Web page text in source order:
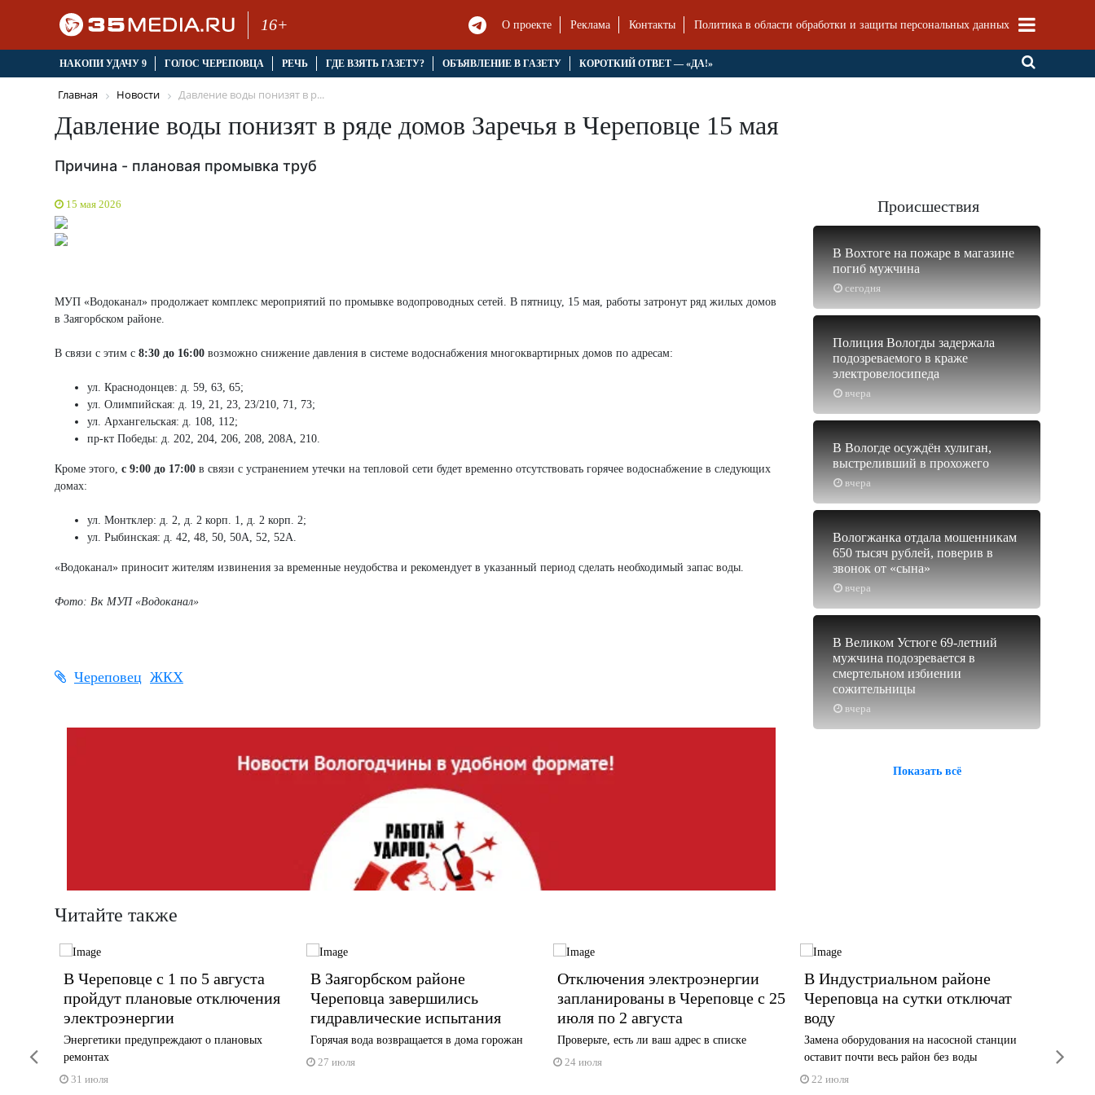
16+ О проекте Реклама Контакты Политика в области обработки и защиты персональных данных
НАКОПИ УДАЧУ 9 ГОЛОС ЧЕРЕПОВЦА РЕЧЬ ГДЕ ВЗЯТЬ ГАЗЕТУ? ОБЪЯВЛЕНИЕ В ГАЗЕТУ КОРОТКИЙ ОТВЕТ — «ДА!»
Главная Новости Давление воды понизят в р...
Давление воды понизят в ряде домов Заречья в Череповце 15 мая
Причина - плановая промывка труб
15 мая 2026
МУП «Водоканал» продолжает комплекс мероприятий по промывке водопроводных сетей. В пятницу, 15 мая, работы затронут ряд жилых домов
в Заягорбском районе.
В связи с этим с 8:30 до 16:00 возможно снижение давления в системе водоснабжения многоквартирных домов по адресам:
ул. Краснодонцев: д. 59, 63, 65;
ул. Олимпийская: д. 19, 21, 23, 23/210, 71, 73;
ул. Архангельская: д. 108, 112;
пр-кт Победы: д. 202, 204, 206, 208, 208А, 210.
Кроме этого, с 9:00 до 17:00 в связи с устранением утечки на тепловой сети будет временно отсутствовать горячее водоснабжение в следующих
домах:
ул. Монтклер: д. 2, д. 2 корп. 1, д. 2 корп. 2;
ул. Рыбинская: д. 42, 48, 50, 50А, 52, 52А.
«Водоканал» приносит жителям извинения за временные неудобства и рекомендует в указанный период сделать необходимый запас воды.
Фото: Вк МУП «Водоканал»
Череповец ЖКХ
Происшествия
сегодня
В Вохтоге на пожаре в магазине
погиб мужчина
вчера
Полиция Вологды задержала
подозреваемого в краже
электровелосипеда
вчера
В Вологде осуждён хулиган,
выстреливший в прохожего
вчера
Вологжанка отдала мошенникам
650 тысяч рублей, поверив в
звонок от «сына»
вчера
В Великом Устюге 69-летний
мужчина подозревается в
смертельном избиении
сожительницы
Показать всё
Читайте также
В Череповце с 1 по 5 августа
пройдут плановые отключения
электроэнергии
Энергетики предупреждают о плановых
ремонтах
31 июля
В Заягорбском районе
Череповца завершились
гидравлические испытания
Горячая вода возвращается в дома горожан
27 июля
Отключения электроэнергии
запланированы в Череповце с 25
июля по 2 августа
Проверьте, есть ли ваш адрес в списке
24 июля
В Индустриальном районе
Череповца на сутки отключат
воду
Замена оборудования на насосной станции
оставит почти весь район без воды
22 июля
20 июля